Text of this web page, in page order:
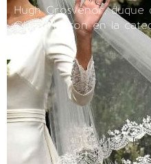
Hugh Grosvenor,
Olivia Henson en la